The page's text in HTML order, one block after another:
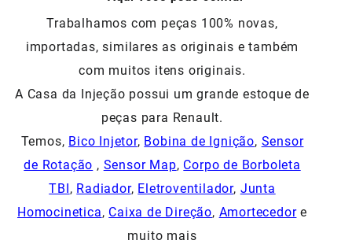
Trabalhamos com peças 100% novas,
importadas, similares as originais e também
com muitos itens originais.
A Casa da Injeção possui um grande estoque de
peças para Renault.
Temos, Bico Injetor, Bobina de Ignição, Sensor
de Rotação , Sensor Map, Corpo de Borboleta
TBI, Radiador, Eletroventilador, Junta
Homocinetica, Caixa de Direção, Amortecedore
muito mais